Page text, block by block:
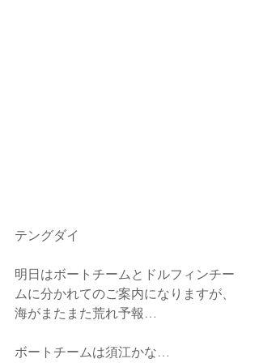
テングダイ
明日はボートチームとドルフィンチー
ムに分かれてのご案内になりますが、
海がまたまた荒れ予報…
ボートチームは須江かな…